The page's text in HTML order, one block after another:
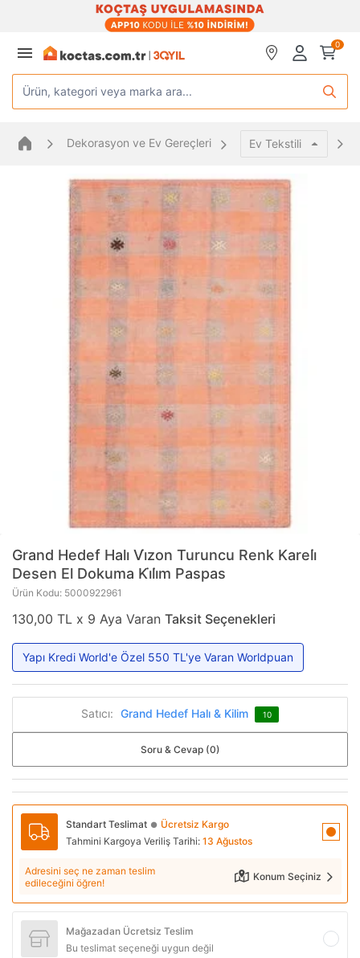
0
Ürün, kategori veya marka ara...
Dekorasyon ve Ev Gereçleri Ev Tekstili
Grand Hedef Halı Vi̇zon Turuncu Renk Kareli̇
Desen El Dokuma Ki̇li̇m Paspas
Ürün Kodu: 5000922961
130,00 TL x 9 Aya Varan Taksit Seçenekleri
Yapı Kredi World'e Özel 550 TL'ye Varan Worldpuan
Satıcı: Grand Hedef Halı & Kilim 10
Soru & Cevap (0)
Standart Teslimat ● Ücretsiz Kargo
Tahmini Kargoya Veriliş Tarihi: 13 Ağustos
Adresini seç ne zaman teslim
edileceğini öğren!
Konum Seçiniz
Mağazadan Ücretsiz Teslim
Bu teslimat seçeneği uygun değil